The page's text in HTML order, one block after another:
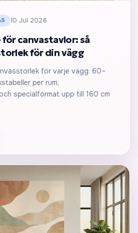
10 Jul 2026
canvastavlor: så
för din vägg
för varje vägg: 60–
per rum,
specialformat upp till 160 cm